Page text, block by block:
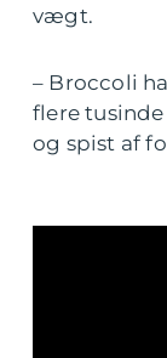
vægt.
– Broccoli
flere
og spist af